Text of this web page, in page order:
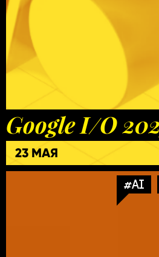
Google I/O
23 МАЯ
#AI